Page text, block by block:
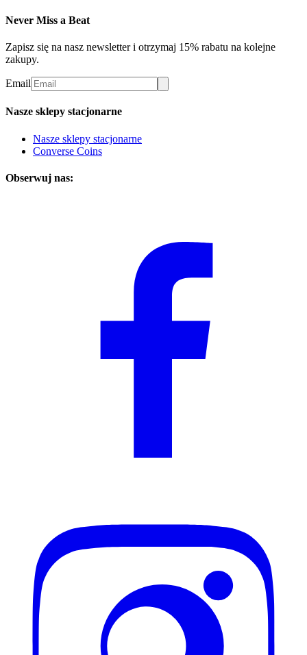
Never Miss a Beat
Zapisz się na nasz newsletter i otrzymaj 15% rabatu na kolejne
zakupy.
Email
Nasze sklepy stacjonarne
Nasze sklepy stacjonarne
Converse Coins
Obserwuj nas: